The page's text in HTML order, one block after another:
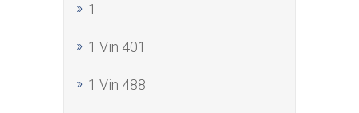
1
1 Vin 401
1 Vin 488